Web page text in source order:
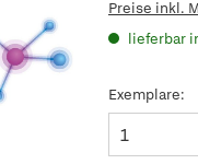
Preise inkl.
lieferbar
Exemplare: